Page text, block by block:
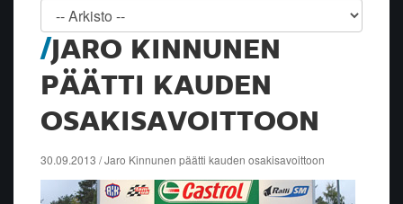
JARO KINNUNEN
PÄÄTTI KAUDEN
OSAKISAVOITTOON
30.09.2013 / Jaro Kinnunen päätti kauden osakisavoittoon